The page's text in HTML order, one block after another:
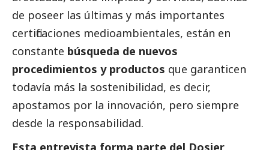
de poseer las últimas y más importantes
certificaciones medioambientales, están en
constante búsqueda de nuevos
procedimientos y productos que garanticen
todavía más la sostenibilidad, es decir,
apostamos por la innovación, pero siempre
desde la responsabilidad.
Esta entrevista forma parte del Dosier